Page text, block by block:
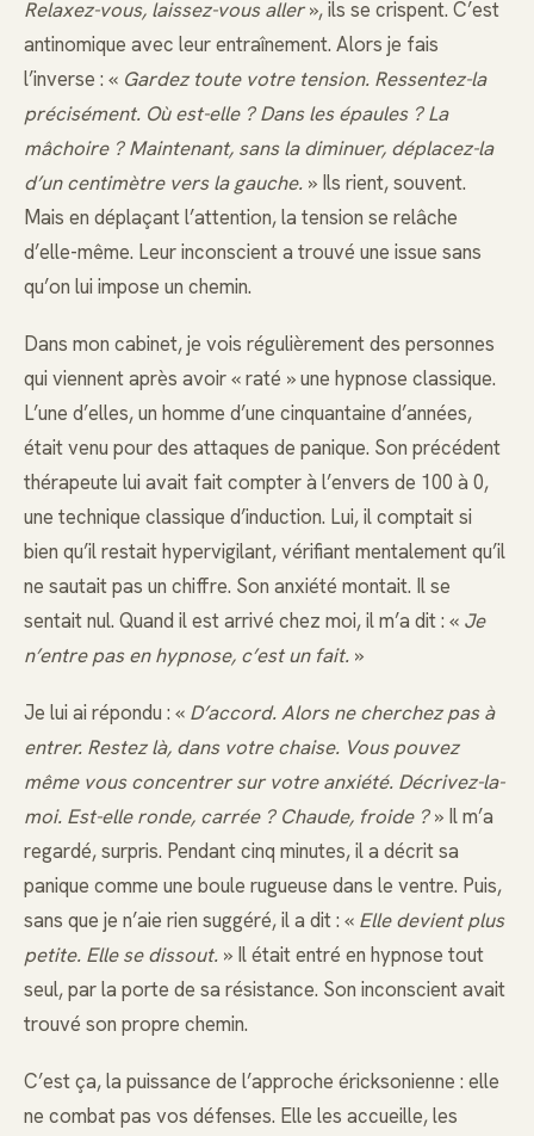
Relaxez-vous, laissez-vous aller», ils se crispent. C’est
antinomique avec leur entraînement. Alors je fais
l’inverse : « Gardez toute votre tension. Ressentez-la
précisément. Où est-elle ? Dans les épaules ? La
mâchoire ? Maintenant, sans la diminuer, déplacez-la
d’un centimètre vers la gauche. » Ils rient, souvent.
Mais en déplaçant l’attention, la tension se relâche
d’elle-même. Leur inconscient a trouvé une issue sans
qu’on lui impose un chemin.
Dans mon cabinet, je vois régulièrement des personnes
qui viennent après avoir « raté » une hypnose classique.
L’une d’elles, un homme d’une cinquantaine d’années,
était venu pour des attaques de panique. Son précédent
thérapeute lui avait fait compter à l’envers de 100 à 0,
une technique classique d’induction. Lui, il comptait si
bien qu’il restait hypervigilant, vérifiant mentalement qu’il
ne sautait pas un chiffre. Son anxiété montait. Il se
sentait nul. Quand il est arrivé chez moi, il m’a dit : « Je
n’entre pas en hypnose, c’est un fait. »
Je lui ai répondu : « D’accord. Alors ne cherchez pas à
entrer. Restez là, dans votre chaise. Vous pouvez
même vous concentrer sur votre anxiété. Décrivez-la-
moi. Est-elle ronde, carrée ? Chaude, froide ?» Il m’a
regardé, surpris. Pendant cinq minutes, il a décrit sa
panique comme une boule rugueuse dans le ventre. Puis,
sans que je n’aie rien suggéré, il a dit : « Elle devient plus
petite. Elle se dissout. » Il était entré en hypnose tout
seul, par la porte de sa résistance. Son inconscient avait
trouvé son propre chemin.
C’est ça, la puissance de l’approche éricksonienne : elle
ne combat pas vos défenses. Elle les accueille, les